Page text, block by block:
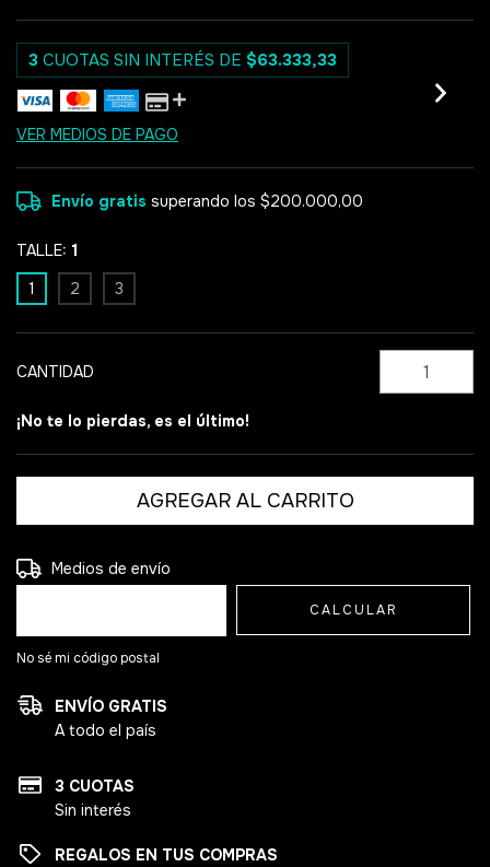
3 CUOTAS SIN INTERÉS DE $63.333,33
VER MEDIOS DE PAGO
Envío gratis superando los$200.000,00
TALLE: 1
1
2 3
CANTIDAD
¡No te lo pierdas, es el último!
Entregas para el CP:
Medios de envío
CALCULAR
No sé mi código postal
ENVÍO GRATIS
A todo el país
3 CUOTAS
Sin interés
REGALOS EN TUS COMPRAS